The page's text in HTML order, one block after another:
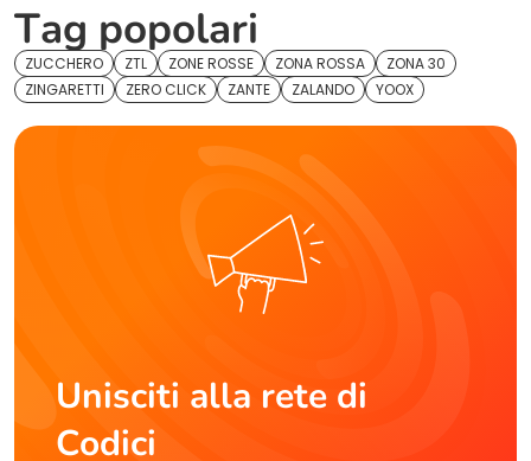
Tag popolari
ZUCCHERO ZTL ZONE ROSSE ZONA ROSSA
ZONA 30
ZINGARETTI
ZERO CLICK ZANTE ZALANDO YOOX
Unisciti alla rete di
Codici